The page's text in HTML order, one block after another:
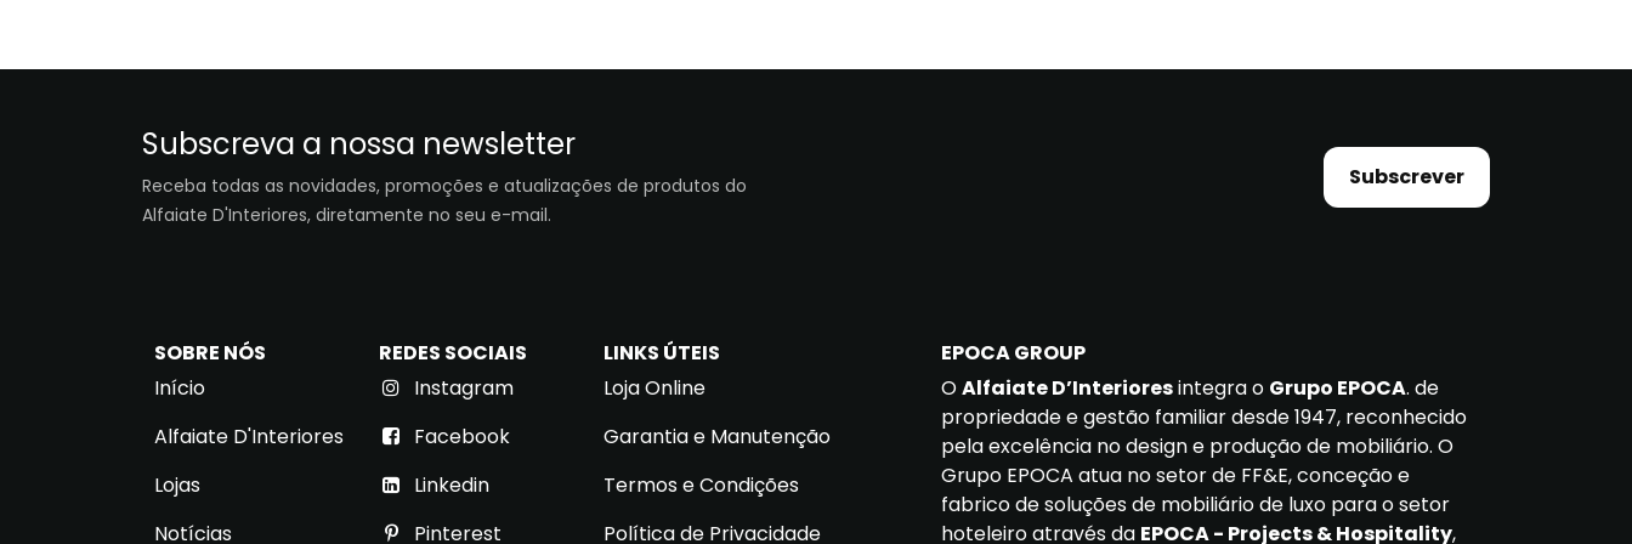
Subscreva a nossa newsletter
Receba todas as novidades, promoções e atualizações de produtos do
Alfaiate D'Interiores, diretamente no seu e-mail.
Subscrever
SOBRE NÓS
Início
Alfaiate D'Interiores
Lojas
Notícias
EPOCA GROUP
OAlfaiate D’Interioresintegra o Grupo EPOCA. de
propriedade e gestão familiar desde 1947, reconhecido
pela excelência no design e produção de mobiliário. O
Grupo EPOCA atua no setor de FF&E, conceção e
fabrico de soluções de mobiliário de luxo para o setor
hoteleiro através da EPOCA - Projects & Hospitality,
REDES SOCIAIS
Instagram
Facebook
Link​ed​​in
Pinterest
LINKS ÚTEIS
Loja Online
Garantia e Manutenção
Termos e Condições
Política de Privacidade